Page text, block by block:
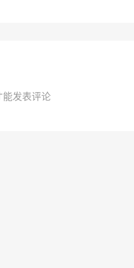
能发表评论